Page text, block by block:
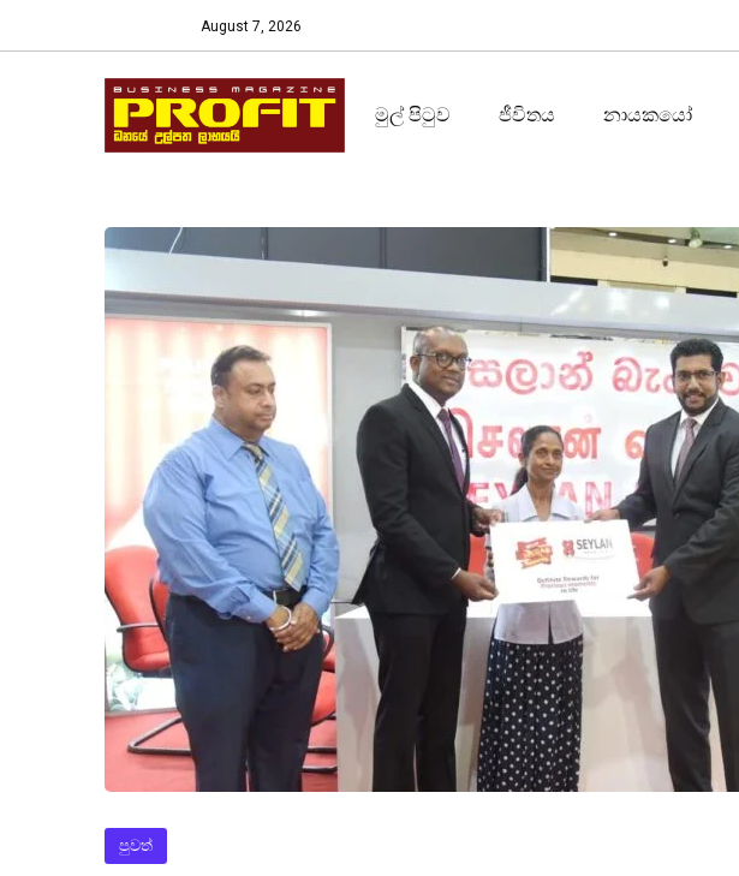
August 7, 2026
මුල් පිටුව ජීවිතය නායකයෝ
පුවත්